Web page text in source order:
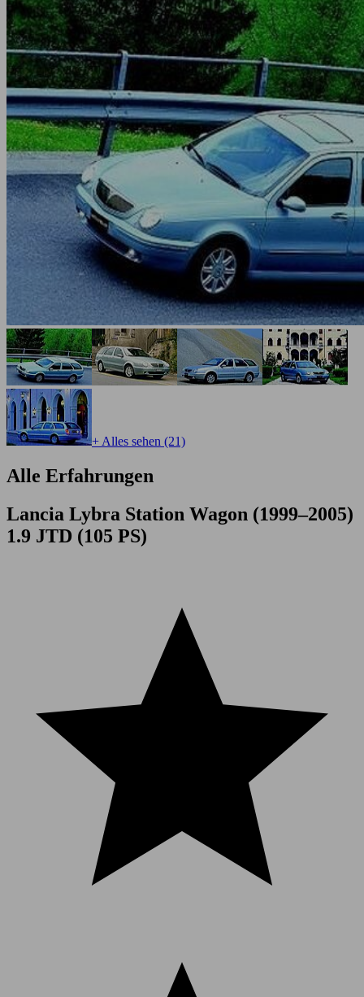
+ Alles sehen (21)
Alle Erfahrungen
Lancia Lybra Station Wagon (1999–2005)
1.9 JTD (105 PS)